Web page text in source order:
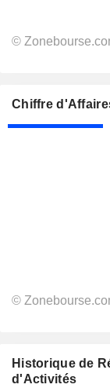
©
Chiffre
©
Historique de
d'Activités